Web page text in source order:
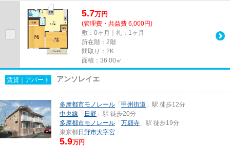
5.7万円
(管理費・共益費 6,000円)
敷：0ヶ月｜礼：1ヶ月
所在階：2階
間取り：2K
面積：36.00㎡
賃貸｜アパート アンソレイエ
多摩都市モノレール 「甲州街道 」駅 徒歩12分
中央線 「 日野 」駅 徒歩20分
多摩都市モノレール 「万願寺 」駅 徒歩19分
東京都日野市大字宮
5.9万円